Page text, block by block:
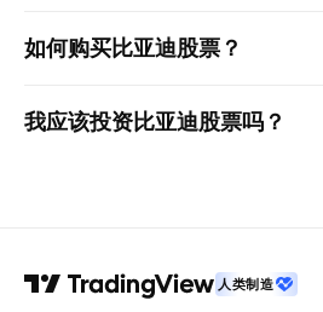
如何购买比亚迪股票？
我应该投资比亚迪股票吗？
人类制造